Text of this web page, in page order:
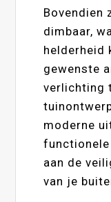
Bovendien
dimbaar,
helderheid
gewenste
verlichting
moderne
aan de
van je